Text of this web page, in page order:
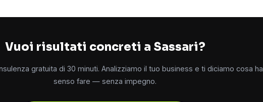
Vuoi risultati concreti a Sassari?
gratuita di 30 minuti. Analizziamo il tuo business e ti diciamo cosa ha
senso fare — senza impegno.